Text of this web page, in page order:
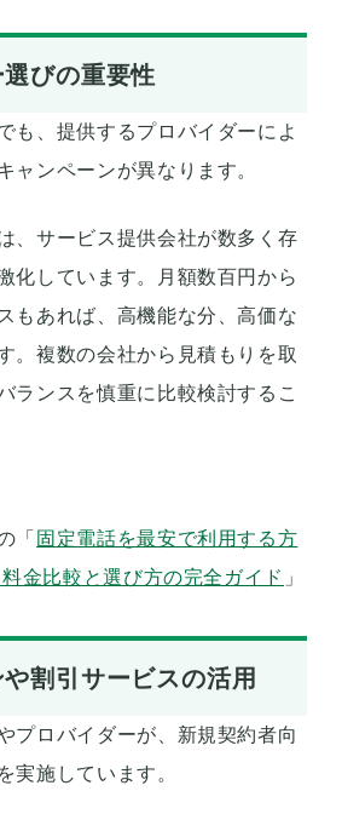
びの重要性
も、提供するプロバイダーによ
ャンペーンが異なります。
、サービス提供会社が数多く存
化しています。月額数百円から
もあれば、高機能な分、高価な
。複数の会社から見積もりを取
ランスを慎重に比較検討するこ
「 固定電話を最安で利用する方
金比較と選び方の完全ガイド 」
割引サービスの活用
プロバイダーが、新規契約者向
実施しています。